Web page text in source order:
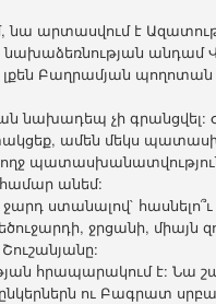
նա արտասվում է
անդամ
Բաղրամյան
նախադեպ չի գրանցվել:
ամեն մեկս
համար անեմ:
ստանալով`
ջրցանի, միայն
հրապարակում է: Նա
ու Բագրատ